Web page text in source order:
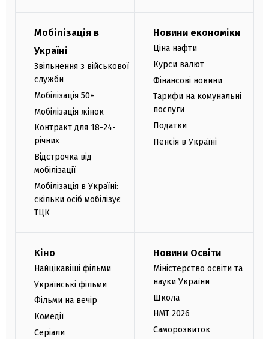
Мобілізація в
Україні
Звільнення з військової
служби
Мобілізація 50+
Мобілізація жінок
Контракт для 18-24-
річних
Відстрочка від
мобілізації
Мобілізація в Україні:
скільки осіб мобілізує
ТЦК
Новини економіки
Ціна нафти
Курси валют
Фінансові новини
Тарифи на комунальні
послуги
Податки
Пенсія в Україні
Кіно
Найцікавіші фільми
Українські фільми
Фільми на вечір
Комедії
Серіали
Новини Освіти
Міністерство освіти та
науки України
Школа
НМТ 2026
Саморозвиток